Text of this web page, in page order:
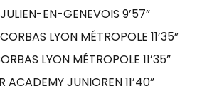
EN-GENEVOIS 9’57”
LYON MÉTROPOLE 11’35”
LYON MÉTROPOLE 11’35”
JUNIOREN 11’40”